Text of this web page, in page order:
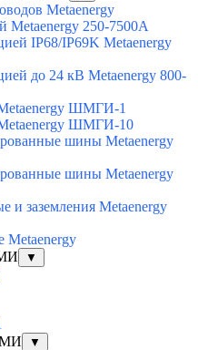
Metaenergy
Metaenergy 250-7500A
IP68/IP69K Metaenergy
до 24 кВ Metaenergy 800-
ШМГИ-1
ШМГИ-10
шины Metaenergy
шины Metaenergy
и заземления Metaenergy
▼
▼